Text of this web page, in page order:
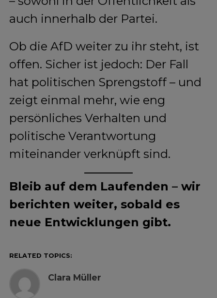
auch innerhalb der Partei.
Ob die AfD weiter zu ihr steht, ist
offen. Sicher ist jedoch: Der Fall
hat politischen Sprengstoff – und
zeigt einmal mehr, wie eng
persönliches Verhalten und
politische Verantwortung
miteinander verknüpft sind.
Bleib auf dem Laufenden – wir
berichten weiter, sobald es
neue Entwicklungen gibt.
RELATED TOPICS:
Clara Müller